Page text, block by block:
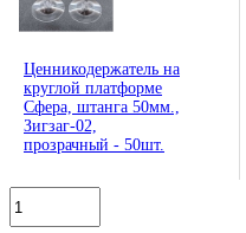
Ценникодержатель на
круглой платформе
Сфера, штанга 50мм.,
Зигзаг-02,
прозрачный - 50шт.